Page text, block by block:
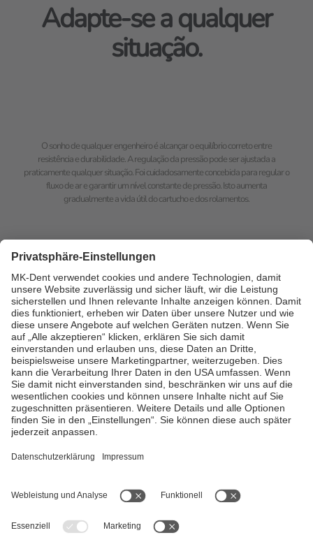
Adapte-se a qualquer
situação.
O sonho de qualquer engenheiro é alcançar o equilíbrio correto entre
resistência e durabilidade. A regulação da pressão pode ser ajustada a
praticamente qualquer situação. Foi cuidadosamente concebida para regular o
fluxo de ar e garantir um nível constante de pressão. Isto aumenta
gradualmente a vida útil do cartucho e dos rolamentos.
Especificações técnicas